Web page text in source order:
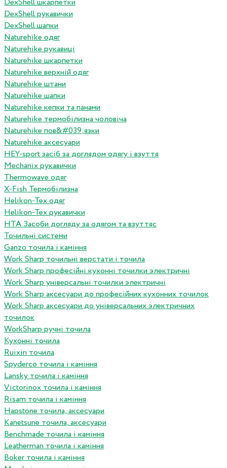
DexShell шкарпетки
DexShell рукавички
DexShell шапки
Naturehike одяг
Naturehike рукавиці
Naturehike шкарпетки
Naturehike верхній одяг
Naturehike штани
Naturehike шапки
Naturehike кепки та панами
Naturehike термобілизна чоловіча
Naturehike пов&#039;язки
Naturehike аксесуари
HEY-sport засіб за доглядом одягу і взуття
Mechanix рукавички
Thermowave одяг
X-Fish Термобілизна
Helikon-Tex одяг
Helikon-Tex рукавички
HTA Засоби догляду за одягом та взуттяс
Точильні системи
Ganzo точила і каміння
Work Sharp точильні верстати і точила
Work Sharp професiйнi кухоннi точилки электричнi
Work Sharp унiверсальнi точилки электричнi
Work Sharp аксесуари до професiйних кухонних точилок
Work Sharp аксесуари до унiверсальних электричних
точилок
WorkSharp ручні точила
Кухонні точила
Ruixin точила
Spyderco точила і каміння
Lansky точила і каміння
Victorinox точила і каміння
Risam точила і каміння
Hapstone точила, аксесуари
Kanetsune точила, аксесуари
Benchmade точила і каміння
Leatherman точила і каміння
Boker точила і каміння